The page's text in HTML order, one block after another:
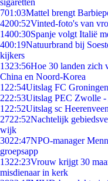
sigaretten
701:03Mattel brengt
4200:52Vinted-foto's van
1400:30Spanje volgt Italië
400:19Natuurbrand bij
kijkers
1323:56Hoe 30 landen zich
China en Noord-Korea
1 22:54Uitslag FC
222:53Uitslag PEC Zwolle
1 22:52Uitslag sc
2722:52Nachtelijk
wijk
3022:47NPO-manager
groepsapp
1322:23Vrouw krijgt 30
misdienaar in kerk